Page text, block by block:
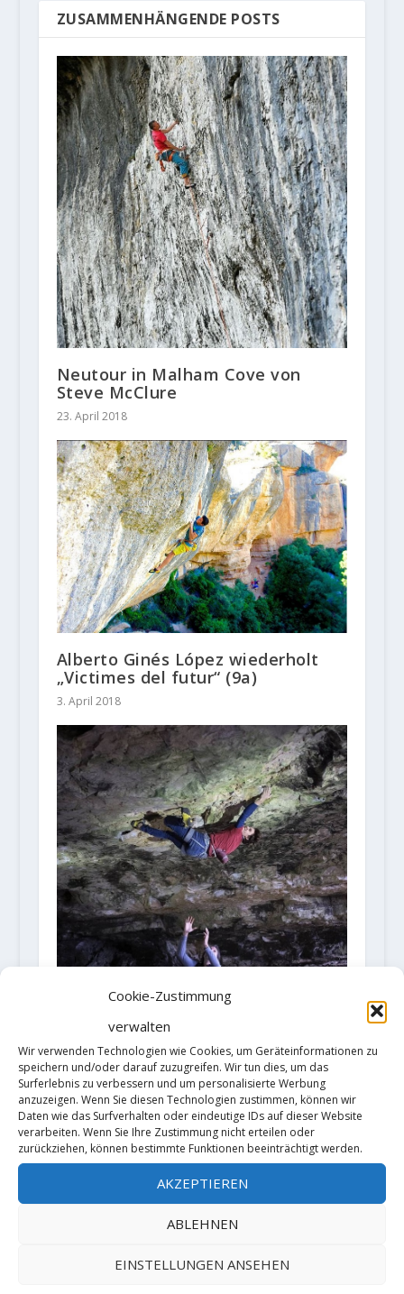
Cookie-Zustimmung
verwalten
Wir verwenden Technologien wie Cookies, um Geräteinformationen zu
speichern und/oder darauf zuzugreifen. Wir tun dies, um das
Surferlebnis zu verbessern und um personalisierte Werbung
anzuzeigen. Wenn Sie diesen Technologien zustimmen, können wir
Daten wie das Surfverhalten oder eindeutige IDs auf dieser Website
verarbeiten. Wenn Sie Ihre Zustimmung nicht erteilen oder
zurückziehen, können bestimmte Funktionen beeinträchtigt werden.
AKZEPTIEREN
ABLEHNEN
EINSTELLUNGEN ANSEHEN
ZUSAMMENHÄNGENDE POSTS
Neutour in Malham Cove von
Steve McClure
23. April 2018
Alberto Ginés López wiederholt
„Victimes del futur“ (9a)
3. April 2018
Video: Joshua Fourteau wiederholt